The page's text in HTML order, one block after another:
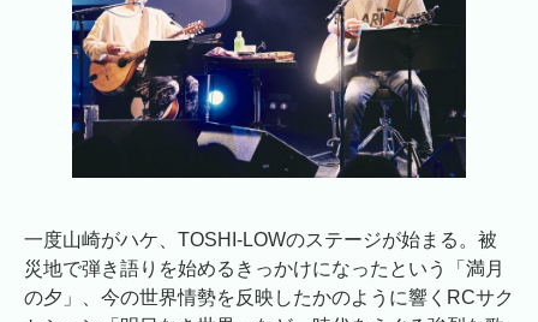
一度山崎がハケ、TOSHI-LOWのステージが始まる。被
災地で弾き語りを始めるきっかけになったという「満月
の夕」、今の世界情勢を反映したかのように響くRCサク